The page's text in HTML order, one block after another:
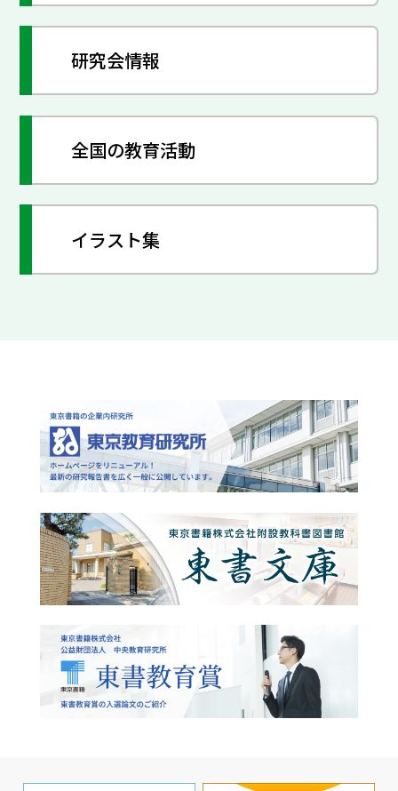
研究会情報
全国の教育活動
イラスト集